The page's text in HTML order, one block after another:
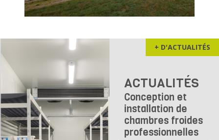
+ D'ACTUALITÉS
ACTUALITÉS
Conception et
installation de
chambres froides
professionnelles